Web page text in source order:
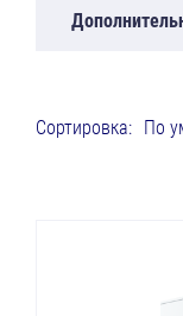
Сортировка: По